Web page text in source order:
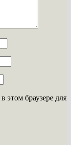
этом браузере для